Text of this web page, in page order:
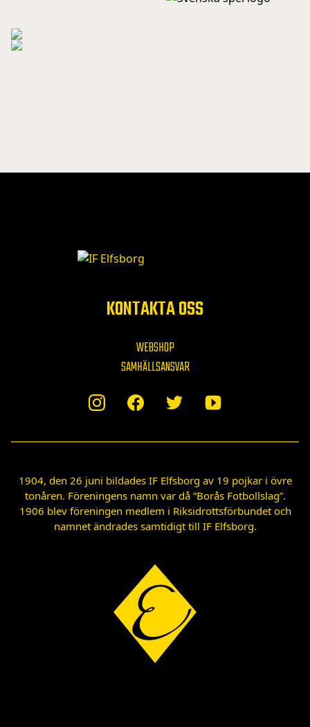
KONTAKTA OSS
WEBSHOP
SAMHÄLLSANSVAR
1904, den 26 juni bildades IF Elfsborg av 19 pojkar i övre
tonåren. Föreningens namn var då ”Borås Fotbollslag”.
1906 blev föreningen medlem i Riksidrottsförbundet och
namnet ändrades samtidigt till IF Elfsborg.